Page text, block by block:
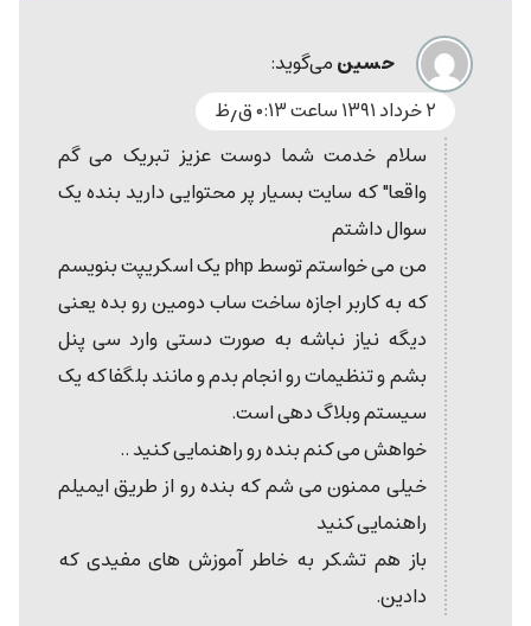
حسینمی‌گوید:
۲ خرداد ۱۳۹۱ ساعت ۰:۱۳ ق٫ظ
سلام خدمت شما دوست عزیز تبریک می گم
واقعا" که سایت بسیار پر محتوایی دارید بنده یک
سوال داشتم
من می خواستم توسط php یک اسکریپت بنویسم
که به کاربر اجازه ساخت ساب دومین رو بده یعنی
دیگه نیاز نباشه به صورت دستی وارد سی پنل
بشم و تنظیمات رو انجام بدم و مانند بلگفا که یک
سیستم وبلاگ دهی است.
خواهش می کنم بنده رو راهنمایی کنید ..
خیلی ممنون می شم که بنده رو از طریق ایمیلم
راهنمایی کنید
باز هم تشکر به خاطر آموزش های مفیدی که
دادین.